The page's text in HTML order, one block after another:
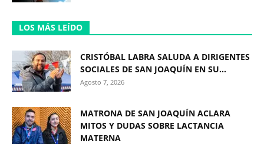
LOS MÁS LEÍDO
CRISTÓBAL LABRA SALUDA A DIRIGENTES
SOCIALES DE SAN JOAQUÍN EN SU...
Agosto 7, 2026
MATRONA DE SAN JOAQUÍN ACLARA
MITOS Y DUDAS SOBRE LACTANCIA
MATERNA